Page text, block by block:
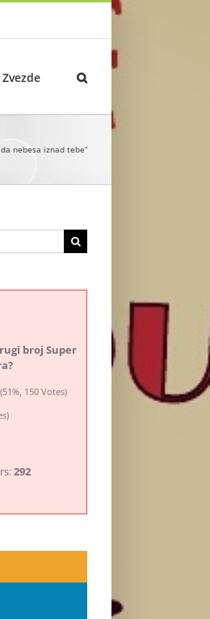
Zvezde
nebesa iznad tebe”
broj Super
(51%, 150 Votes)
292